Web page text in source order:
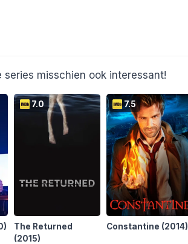
misschien ook interessant!
7.0
The Returned
(2015)
7.5
Constantine (2014)